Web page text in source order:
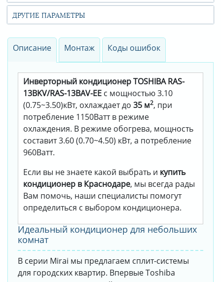
ДРУГИЕ ПАРАМЕТРЫ
Описание Монтаж Коды ошибок
Инверторный кондиционер TOSHIBA RAS-
13BKV/RAS-13BAV-EE с мощностью 3.10
(0.75~3.50)кВт, охлаждает до 35 м2, при
потребление 1150Ватт в режиме
охлаждения. В режиме обогрева, мощность
составит 3.60 (0.70~4.50) кВт, а потребление
960Ватт.
Если вы не знаете какой выбрать и купить
кондиционер в Краснодаре, мы всегда рады
Вам помочь, наши специалисты помогут
определиться с выбором кондиционера.
Идеальный кондиционер для небольших
комнат
В серии Mirai мы предлагаем сплит-системы
для городских квартир. Впервые Toshiba